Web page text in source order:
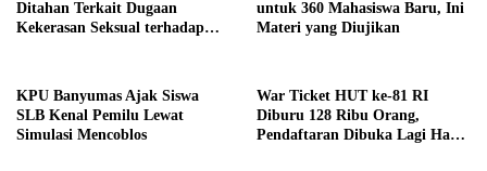
Ditahan Terkait Dugaan
Kekerasan Seksual terhadap
untuk 360 Mahasiswa Baru, Ini
Materi yang Diujikan
KPU Banyumas Ajak Siswa
SLB Kenal Pemilu Lewat
Simulasi Mencoblos
War Ticket HUT ke-81 RI
Diburu 128 Ribu Orang,
Pendaftaran Dibuka Lagi Hari